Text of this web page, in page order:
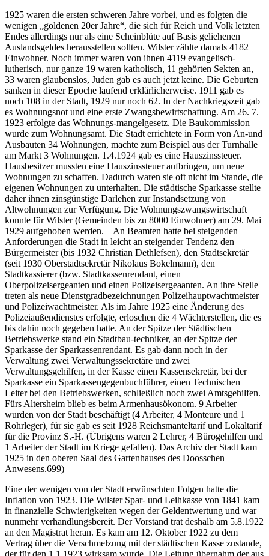
1925 waren die ersten schweren Jahre vorbei, und es folgten die
wenigen „goldenen 20er Jahre“, die sich für Reich und Volk letzten
Endes allerdings nur als eine Scheinblüte auf Basis geliehenen
Auslandsgeldes herausstellen sollten. Wilster zählte damals 4182
Einwohner. Noch immer waren von ihnen 4119 evangelisch-
lutherisch, nur ganze 19 waren katholisch, 11 gehörten Sekten an,
33 waren glaubenslos, Juden gab es auch jetzt keine. Die Geburten
sanken in dieser Epoche laufend erklärlicherweise. 1911 gab es
noch 108 in der Stadt, 1929 nur noch 62. In der Nachkriegszeit gab
es Wohnungsnot und eine erste Zwangsbewirtschaftung. Am 26. 7.
1923 erfolgte das Wohnungs-mangelgesetz. Die Baukommission
wurde zum Wohnungsamt. Die Stadt errichtete in Form von An-und
Ausbauten 34 Wohnungen, machte zum Beispiel aus der Turnhalle
am Markt 3 Wohnungen. 1.4.1924 gab es eine Hauszinssteuer.
Hausbesitzer mussten eine Hauszinssteuer aufbringen, um neue
Wohnungen zu schaffen. Dadurch waren sie oft nicht im Stande, die
eigenen Wohnungen zu unterhalten. Die städtische Sparkasse stellte
daher ihnen zinsgünstige Darlehen zur Instandsetzung von
Altwohnungen zur Verfügung. Die Wohnungszwangswirtschaft
konnte für Wilster (Gemeinden bis zu 8000 Einwohner) am 29. Mai
1929 aufgehoben werden. – An Beamten hatte bei steigenden
Anforderungen die Stadt in leicht an steigender Tendenz den
Bürgermeister (bis 1932 Christian Dethlefsen), den Stadtsekretär
(seit 1930 Oberstadtsekretär Nikolaus Bokelmann), den
Stadtkassierer (bzw. Stadtkassenrendant, einen
Oberpolizeisergeanten und einen Polizeisergeaanten. An ihre Stelle
treten als neue Dienstgradbezeichnungen Polizeihauptwachtmeister
und Polizeiwachtmeister. Als im Jahre 1925 eine Änderung des
Polizeiaußendienstes erfolgte, erloschen die 4 Wächterstellen, die es
bis dahin noch gegeben hatte. An der Spitze der Städtischen
Betriebswerke stand ein Stadtbau-techniker, an der Spitze der
Sparkasse der Sparkassenrendant. Es gab dann noch in der
Verwaltung zwei Verwaltungssekretäre und zwei
Verwaltungsgehilfen, in der Kasse einen Kassensekretär, bei der
Sparkasse ein Sparkassengegenbuchführer, einen Technischen
Leiter bei den Betriebswerken, schließlich noch zwei Amtsgehilfen.
Fürs Altersheim blieb es beim Armenhausökonom. 9 Arbeiter
wurden von der Stadt beschäftigt (4 Arbeiter, 4 Monteure und 1
Rohrleger), für sie gab es seit 1928 Reichsmanteltarif und Lokaltarif
für die Provinz S.-H. (Übrigens waren 2 Lehrer, 4 Bürogehilfen und
1 Arbeiter der Stadt im Kriege gefallen). Das Archiv der Stadt kam
1925 in den oberen Saal des Gartenhauses des Doosschen
Anwesens.699)
Eine der wenigen von der Stadt erwünschten Folgen hatte die
Inflation von 1923. Die Wilster Spar- und Leihkasse von 1841 kam
in finanzielle Schwierigkeiten wegen der Geldentwertung und war
nunmehr verhandlungsbereit. Der Vorstand trat deshalb am 5.8.1922
an den Magistrat heran. Es kam am 12. Oktober 1922 zu dem
Vertrag über die Verschmelzung mit der städtischen Kasse zustande,
der für den 1.1.1923 wirksam wurde. Die Leitung übernahm der aus